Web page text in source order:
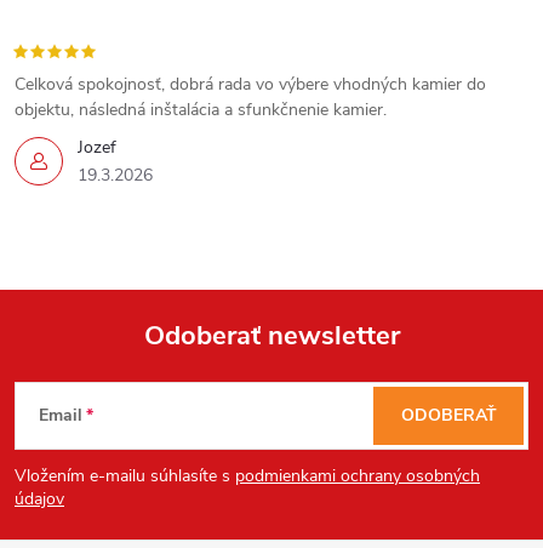
Jozef
19.3.2026
Celková spokojnosť, dobrá rada vo výbere vhodných kamier do
objektu, následná inštalácia a sfunkčnenie kamier.
Z
á
p
Odoberať newsletter
Email
Vložením e-mailu súhlasíte s podmienkami ochrany osobných
údajov
ODOBERAŤ